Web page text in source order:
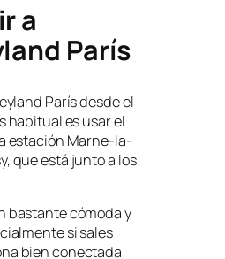
a
París
París desde el
habitual es usar el
estación Marne-la-
que está junto a los
bastante cómoda y
si sales
bien conectada